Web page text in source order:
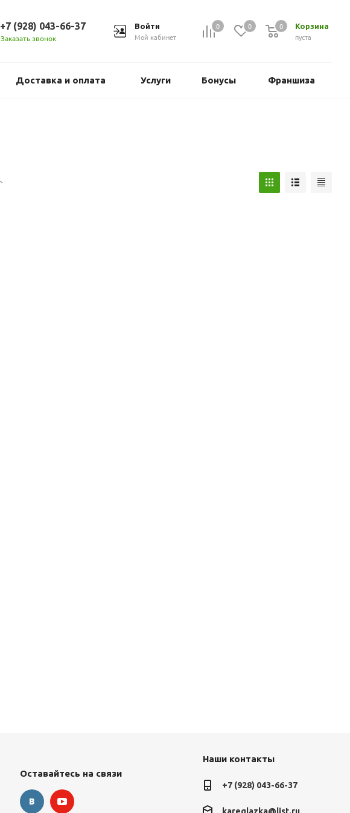
0 0 Корзина
пуста
0
Войти
Мой кабинет
+7 (928) 043-66-37
Заказать звонок
Доставка и оплата Услуги Бонусы Франшиза
Оставайтесь на связи
Наши контакты
+7 (928) 043-66-37